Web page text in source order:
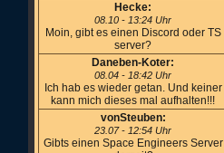
Hecke:
08.10 - 13:24 Uhr
Moin, gibt es einen Discord oder TS
server?
Daneben-Koter:
08.04 - 18:42 Uhr
Ich hab es wieder getan. Und keiner
kann mich dieses mal aufhalten!!!
vonSteuben:
23.07 - 12:54 Uhr
Gibts einen Space Engineers Server